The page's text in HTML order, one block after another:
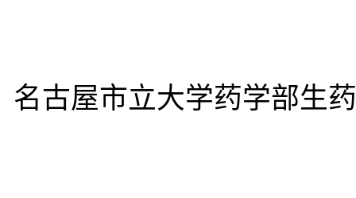
名古屋市立大学药学部生